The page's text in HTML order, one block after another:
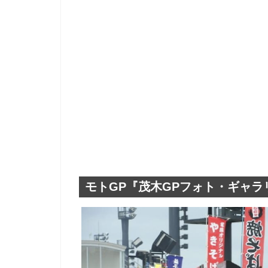
モトGP『茂木GPフォト・ギャラ